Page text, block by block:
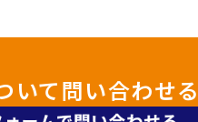
いて問い合わせる